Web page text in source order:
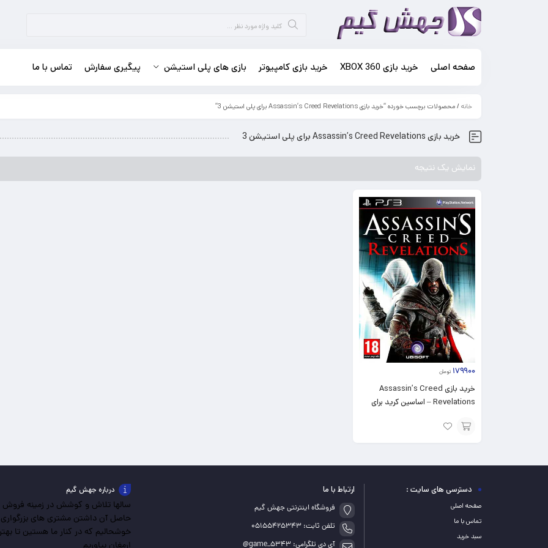
صفحه اصلی خرید بازی XBOX 360 خرید بازی کامپیوتر بازی های پلی استیشن پیگیری سفارش تماس با ما
خانه / محصولات برچسب خورده “خرید بازی Assassin’s Creed Revelations برای پلی استیشن 3”
خرید بازی Assassin’s Creed Revelations برای پلی استیشن 3
نمایش یک نتیجه
۱۷۹۹۰۰ تومان
خرید بازی Assassin’s Creed
Revelations – اساسین کرید برای
به
دسترسی های سایت :
صفحه اصلی
تماس با ما
سبد خرید
ارتباط با ما
فروشگاه اینترنتی جهش گیم
تلفن ثابت: 05155425343
آی دی تلگرامی: game_5343@
درباره جهش گیم
سالها تلاش و کوشش در زمینه فروش
حاصل آن داشتن مشتری های
خوشحالیم که در کنار ما هستین تا